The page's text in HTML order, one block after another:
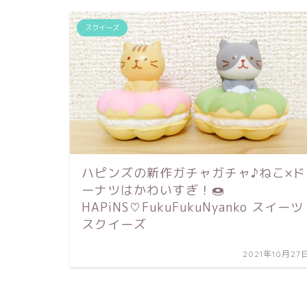
スクイーズ
ハピンズの新作ガチャガチャ♪ねこ×ド
ーナツはかわいすぎ！🍩
HAPiNS♡FukuFukuNyanko スイーツ
スクイーズ
2021年10月27